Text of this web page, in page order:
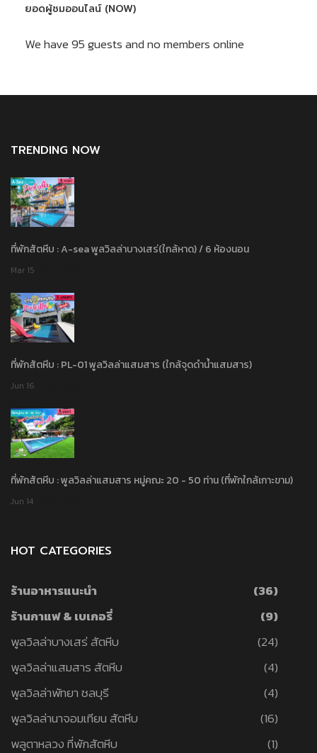
ยอดผู้ชมออนไลน์ (NOW)
We have 95 guests and no members online
TRENDING NOW
ที่พักสัตหีบ : A-sea พูลวิลล่าบางเสร่(ใกล้หาด) / 6 ห้องนอน
Mar 15
ที่พักสัตหีบ : PL-01 พูลวิลล่าแสมสาร (ใกล้จุดดำน้ำแสมสาร)
Jun 16
ที่พักสัตหีบ : พูลวิลล่าแสมสาร หมู่คณะ 20 - 50 ท่าน (ที่พักใกล้เกาะขาม)
Jun 14
HOT CATEGORIES
ร้านอาหารแนะนำ
(36)
ร้านกาแฟ & เบเกอรี่
(9)
พูลวิลล่าบางเสร่ สัตหีบ
(24)
พูลวิลล่าแสมสาร สัตหีบ
(4)
พูลวิลล่าพัทยา ชลบุรี
(4)
พูลวิลล่านาจอมเทียน สัตหีบ
(16)
พลูตาหลวง ที่พักสัตหีบ
(1)